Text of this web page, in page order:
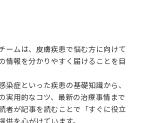
ームは、皮膚疾患で悩む方に向けて
情報を分かりやすく届けることを目
染症といった疾患の基礎知識から、
実用的なコツ、最新の治療事情まで
者が記事を読むことで「すぐに役立
供を心がけています。